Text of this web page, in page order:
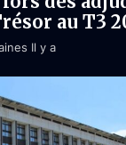
au T3
Il y a